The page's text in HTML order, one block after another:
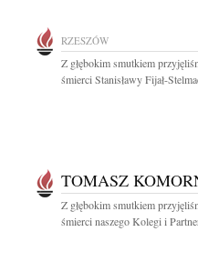
RZESZÓW
Z głębokim smutkiem
śmierci Stanisławy Fijał-
TOMASZ
Z głębokim smutkiem
śmierci naszego Kolegi i